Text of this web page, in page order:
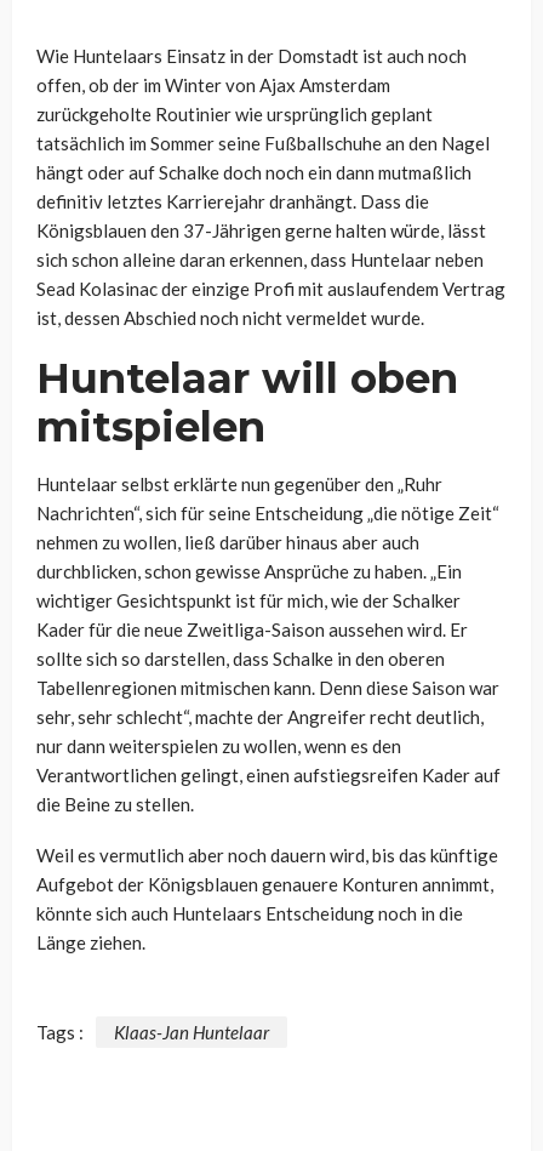
Wie Huntelaars Einsatz in der Domstadt ist auch noch
offen, ob der im Winter von Ajax Amsterdam
zurückgeholte Routinier wie ursprünglich geplant
tatsächlich im Sommer seine Fußballschuhe an den Nagel
hängt oder auf Schalke doch noch ein dann mutmaßlich
definitiv letztes Karrierejahr dranhängt. Dass die
Königsblauen den 37-Jährigen gerne halten würde, lässt
sich schon alleine daran erkennen, dass Huntelaar neben
Sead Kolasinac der einzige Profi mit auslaufendem Vertrag
ist, dessen Abschied noch nicht vermeldet wurde.
Huntelaar will oben
mitspielen
Huntelaar selbst erklärte nun gegenüber den „Ruhr
Nachrichten“, sich für seine Entscheidung „die nötige Zeit“
nehmen zu wollen, ließ darüber hinaus aber auch
durchblicken, schon gewisse Ansprüche zu haben. „Ein
wichtiger Gesichtspunkt ist für mich, wie der Schalker
Kader für die neue Zweitliga-Saison aussehen wird. Er
sollte sich so darstellen, dass Schalke in den oberen
Tabellenregionen mitmischen kann. Denn diese Saison war
sehr, sehr schlecht“, machte der Angreifer recht deutlich,
nur dann weiterspielen zu wollen, wenn es den
Verantwortlichen gelingt, einen aufstiegsreifen Kader auf
die Beine zu stellen.
Weil es vermutlich aber noch dauern wird, bis das künftige
Aufgebot der Königsblauen genauere Konturen annimmt,
könnte sich auch Huntelaars Entscheidung noch in die
Länge ziehen.
Tags : Klaas-Jan Huntelaar